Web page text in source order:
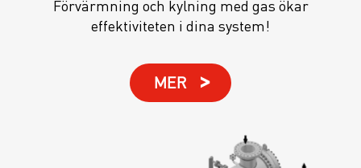
Förvärmning och kylning med gas ökar
effektiviteten i dina system!
MER